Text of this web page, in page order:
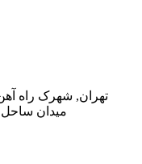
تهران, شهرک راه
میدان